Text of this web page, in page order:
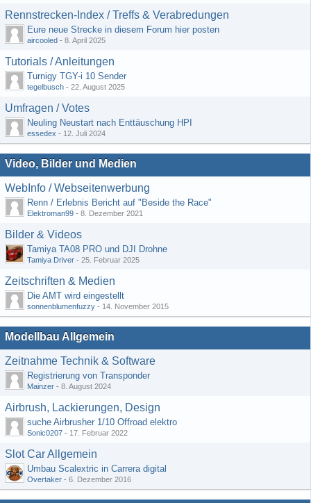
Rennstrecken-Index / Treffs & Verabredungen
Eure neue Strecke in diesem Forum hier posten
aircooled - 8. April 2025
Tutorials / Anleitungen
Turnigy TGY-i 10 Sender
tegelbusch - 22. August 2025
Umfragen / Votes
Neuling Neustart nach Enttäuschung HPI
essedex - 12. Juli 2024
Video, Bilder und Medien
WebInfo / Webseitenwerbung
Renn / Erlebnis Bericht auf "Beside the Race"
Elektroman99 - 8. Dezember 2021
Bilder & Videos
Tamiya TA08 PRO und DJI Drohne
Tamiya Driver - 25. Februar 2025
Zeitschriften & Medien
Die AMT wird eingestellt
sonnenblumenfuzzy - 14. November 2015
Modellbau Allgemein
Zeitnahme Technik & Software
Registrierung von Transponder
Mainzer - 8. August 2024
Airbrush, Lackierungen, Design
suche Airbrusher 1/10 Offroad elektro
Sonic0207 - 17. Februar 2022
Slot Car Allgemein
Umbau Scalextric in Carrera digital
Overtaker - 6. Dezember 2016